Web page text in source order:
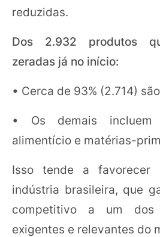
reduzidas.
Dos 2.932 produtos
zeradas já no início:
• Cerca de 93% (2.714)
• Os demais
alimentício e matérias-
Isso tende a favorecer
indústria brasileira, que
competitivo a um dos
exigentes e relevantes do